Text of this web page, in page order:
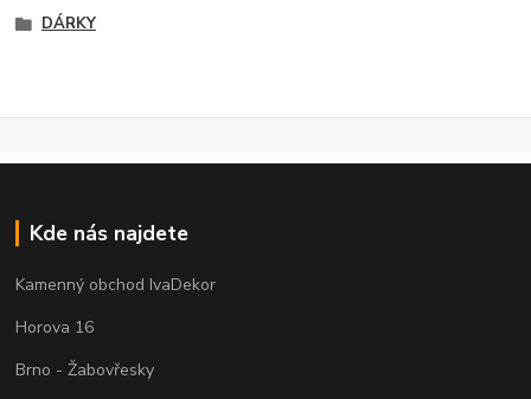
DÁRKY
Kde nás najdete
Kamenný obchod IvaDekor
Horova 16
Brno - Žabovřesky